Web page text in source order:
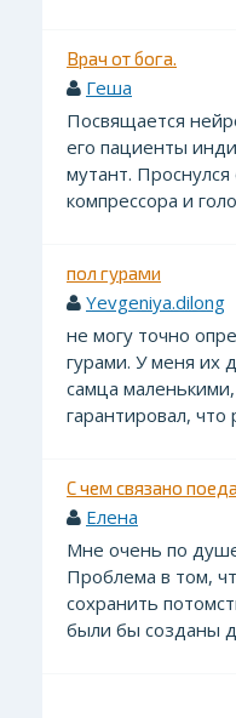
Врач от бога.
Геша
Посвящается
его пациенты
мутант.
компрессора и
пол гурами
Yevgeniya.dilong
не могу точно
гурами. У меня их
самца
гарантировал, что
С чем связано
Елена
Мне очень по
Проблема в том,
сохранить
были бы созданы